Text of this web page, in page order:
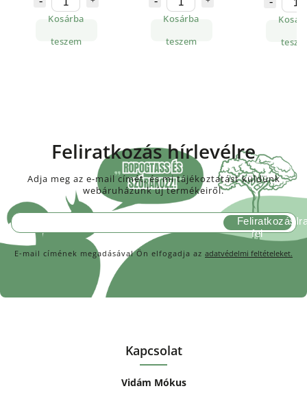
Kosárba
teszem
Kosárba
teszem
Kapcsolat
Vidám Mókus
Feliratkozás hírlevélre
Adja meg az e-mail címét, és mi tájékoztatást küldünk
webáruházunk új termékeiről.
E-mail címének megadásával Ön elfogadja az adatvédelmi feltételeket.
Feliratkozás